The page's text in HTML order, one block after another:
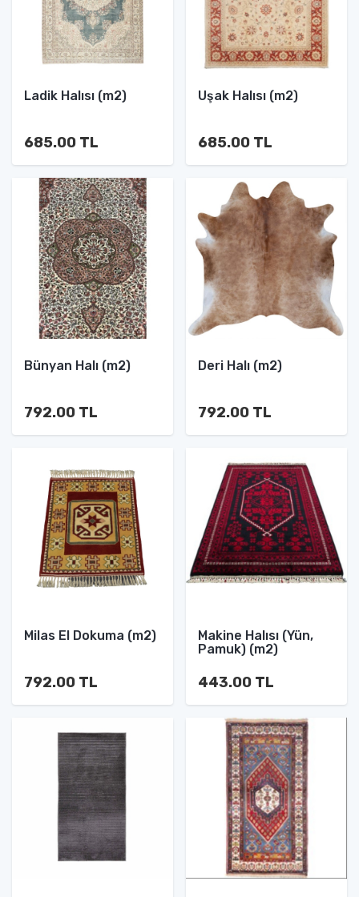
Ladik Halısı (m2)
685.00 TL
Uşak Halısı (m2)
685.00 TL
Bünyan Halı (m2)
792.00 TL
Deri Halı (m2)
792.00 TL
Milas El Dokuma (m2)
792.00 TL
Makine Halısı (Yün,
Pamuk) (m2)
443.00 TL